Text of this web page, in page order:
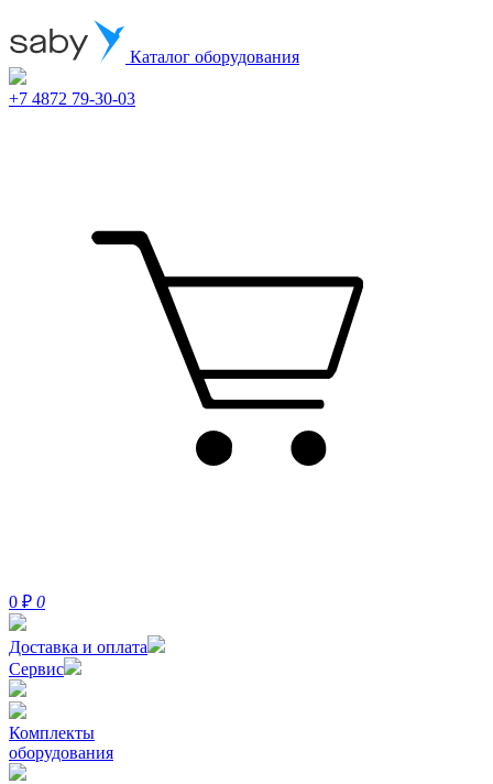
Каталог оборудования
+7 4872 79-30-03
0 ₽ 0
Доставка и оплата
Сервис
Комплекты
оборудования